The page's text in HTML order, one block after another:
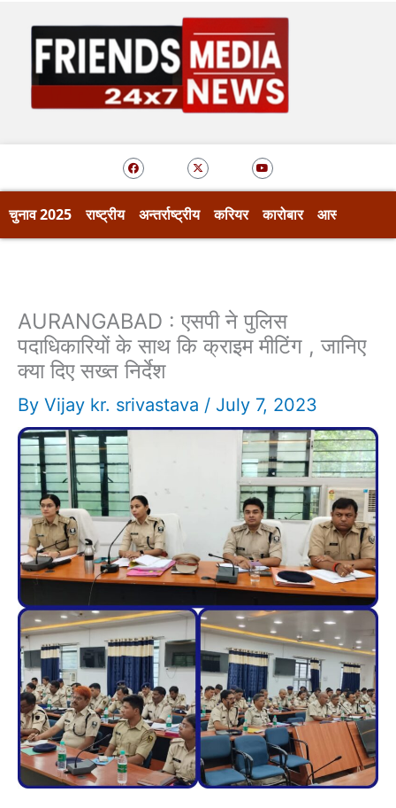
content
F
a
c
e
X
-
t
w
t
t
r
Y
o
u
t
b
e
चुनाव 2025 राष्ट्रीय अन्तर्राष्ट्रीय करियर कारोबार आस्था
AURANGABAD : एसपी ने पुलिस
पदाधिकारियों के साथ कि क्राइम मीटिंग , जानिए
क्या दिए सख्त निर्देश
By Vijay kr. srivastava / July 7, 2023